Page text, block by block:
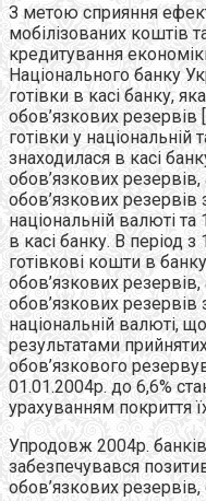
З метою сприяння
мобілізованих коштів
кредитування
Національного банку
готівки в касі банку,
обов’язкових резервів
готівки у національній
знаходилася в касі
обов’язкових
обов’язкових резервів
національній валюті
в касі банку. В період
готівкові кошти в
обов’язкових
обов’язкових резервів
національній валюті,
результатами
обов’язкового
01.01.2004р. до 6,6%
урахуванням покриття
Упродовж 2004р.
забезпечувався
обов’язкових